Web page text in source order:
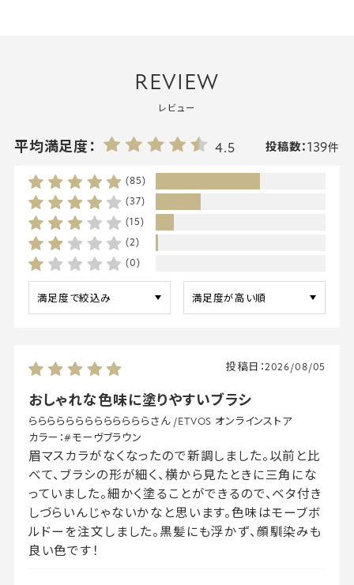
REVIEW
レビュー
平均満足度： 4.5 投稿数：139件
(85)
(37)
(15)
(2)
(0)
おしゃれな色味に塗りやすいブラシ
投稿日：2026/08/05
らららららららららららららさん /ETVOS オンラインストア
カラー：#モーヴブラウン
眉マスカラがなくなったので新調しました。以前と比
べて、ブラシの形が細く、横から見たときに三角にな
っていました。細かく塗ることができるので、ベタ付き
しづらいんじゃないかなと思います。色味はモーブボ
ルドーを注文しました。黒髪にも浮かず、顔馴染みも
良い色です！